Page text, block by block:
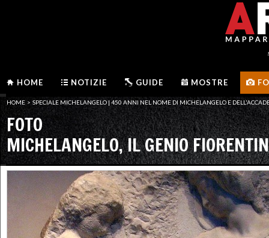
HOME NOTIZIE GUIDE MOSTRE
HOME > SPECIALE MICHELANGELO | 450 ANNI NEL NOME DI MICHELANGELO E
FOTO
MICHELANGELO, IL GENIO